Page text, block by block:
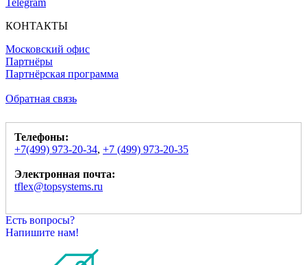
Telegram
КОНТАКТЫ
Московский офис
Партнёры
Партнёрская программа
Обратная связь
Телефоны:
+7(499) 973-20-34, +7 (499) 973-20-35
Электронная почта:
tflex@topsystems.ru
Есть вопросы?
Напишите нам!